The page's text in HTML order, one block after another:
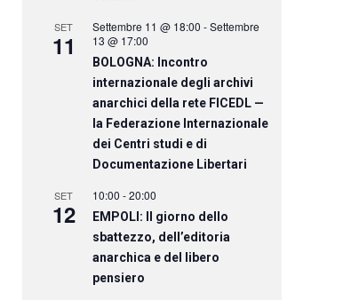
SET
11
Settembre 11 @ 18:00 -Settembre
13 @ 17:00
BOLOGNA: Incontro
internazionale degli archivi
anarchici della rete FICEDL —
la Federazione Internazionale
dei Centri studi e di
Documentazione Libertari
SET
12
10:00 -20:00
EMPOLI: Il giorno dello
sbattezzo, dell’editoria
anarchica e del libero
pensiero